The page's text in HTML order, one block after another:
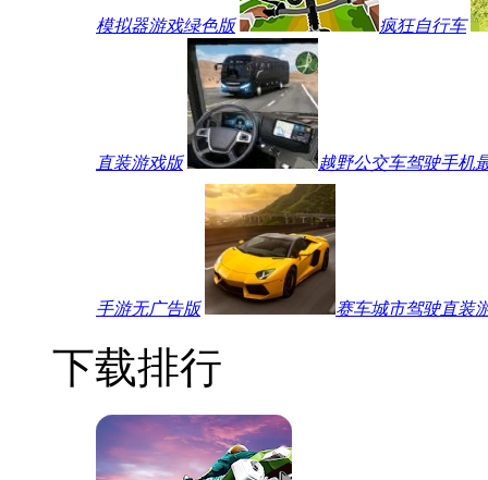
模拟器游戏绿色版 疯狂自行车
直装游戏版 越野公交车驾驶手机
手游无广告版 赛车城市驾驶直装
下载排行